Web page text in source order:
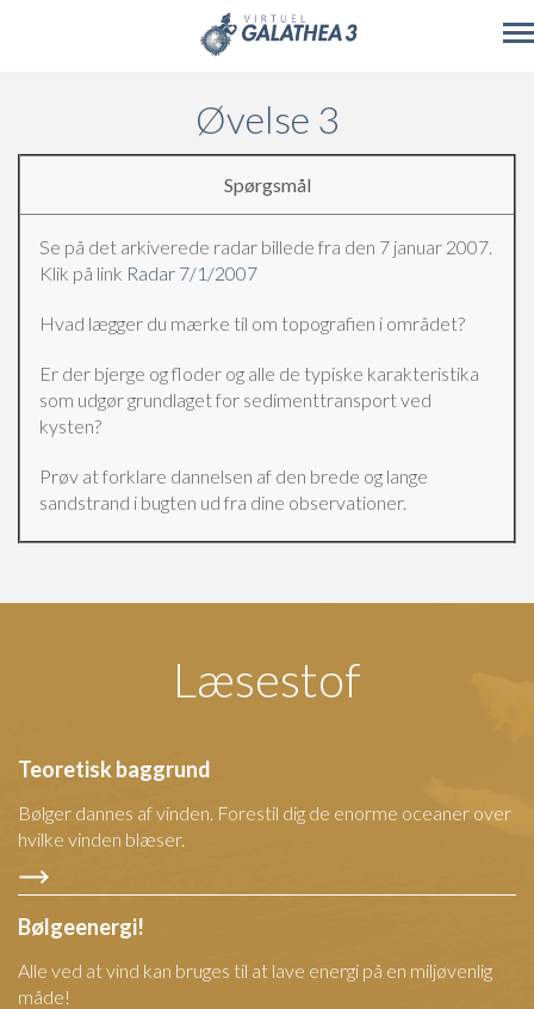
Øvelse 3
Spørgsmål
Se på det arkiverede radar billede fra den 7 januar 2007.
Klik på link Radar 7/1/2007
Hvad lægger du mærke til om topografien i området?
Er der bjerge og floder og alle de typiske karakteristika
som udgør grundlaget for sedimenttransport ved
kysten?
Prøv at forklare dannelsen af den brede og lange
sandstrand i bugten ud fra dine observationer.
Læsestof
Teoretisk baggrund
Bølger dannes af vinden. Forestil dig de enorme oceaner over
hvilke vinden blæser.
Bølgeenergi!
Alle ved at vind kan bruges til at lave energi på en miljøvenlig
måde!